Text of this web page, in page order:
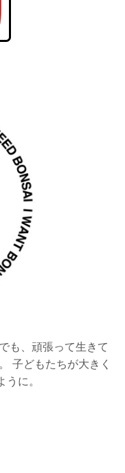
も、頑張って生きて
子どもたちが大きく
に。